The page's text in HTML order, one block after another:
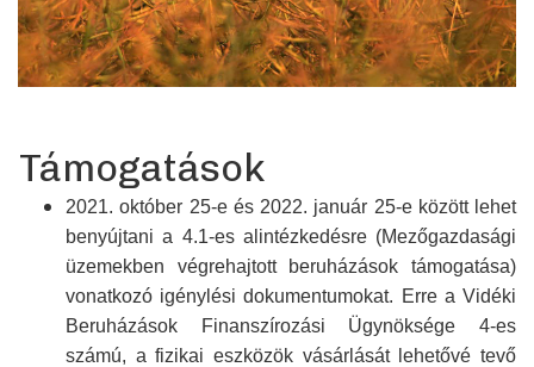
Támogatások
2021. október 25-e és 2022. január 25-e között lehet
benyújtani a 4.1-es alintéz­kedésre (Mező­gazdasági
üzemekben végre­hajtott beruhá­zások támo­gatása)
vonatkozó igénylési dokumen­tumokat. Erre a Vidéki
Beruhá­zások Finanszí­rozási Ügynök­sége 4-es
számú, a fizikai eszközök vásárlását lehetővé tevő